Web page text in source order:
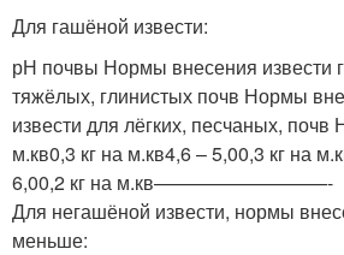
Для гашёной извести:
рН почвы Нормы внесения извести
тяжёлых, глинистых почв Нормы
извести для лёгких, песчаных,
м.кв0,3 кг на м.кв4,6 – 5,00,3 кг на
6,00,2 кг на м.кв—————————-
Для негашёной извести, нормы
меньше: